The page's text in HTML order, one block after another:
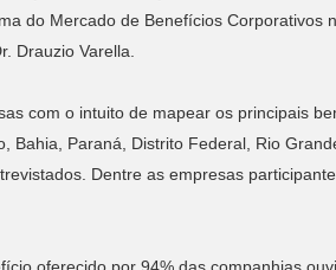
do Mercado de Benefícios
Drauzio Varella.
com o intuito de mapear os principais
Bahia, Paraná, Distrito Federal, Rio
Dentre as empresas